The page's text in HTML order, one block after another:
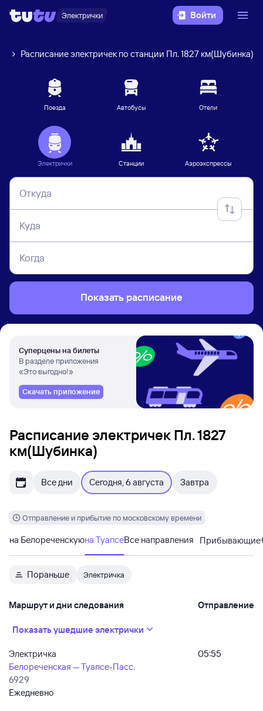
Электрички Войти
Расписание электричек по станции Пл. 1827 км(Шубинка)
Поезда Автобусы Отели
Электрички Станции Аэроэкспрессы
Откуда
Куда
Когда
Показать расписание
Суперцены на билеты
В разделе приложения
«Это выгодно!»
Скачать приложение
Расписание электричек Пл. 1827
км(Шубинка)
Все дни Сегодня, 6 августа Завтра
Отправление и прибытие по московскому времени
на Белореченскуюна ТуапсеВсе направления Прибывающие
Пораньше Электричка
Маршрут и дни следования Отправление
Показать ушедшие электрички
Электричка
Белореченская — Туапсе-Пасс.
6929
Ежедневно
05:55